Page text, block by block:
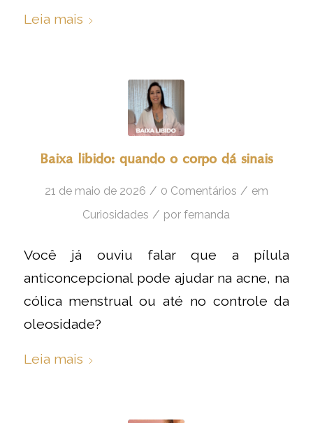
Leia mais
Baixa libido: quando o corpo dá sinais
21 de maio de 2026 / 0 Comentários / em
Curiosidades / porfernanda
Você já ouviu falar que a pílula
anticoncepcional pode ajudar na acne, na
cólica menstrual ou até no controle da
oleosidade?
Leia mais